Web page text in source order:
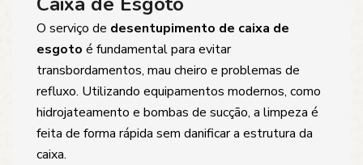
O serviço de desentupimento de caixa de
esgoto é fundamental para evitar
transbordamentos, mau cheiro e problemas de
refluxo. Utilizando equipamentos modernos, como
hidrojateamento e bombas de sucção, a limpeza é
feita de forma rápida sem danificar a estrutura da
caixa.